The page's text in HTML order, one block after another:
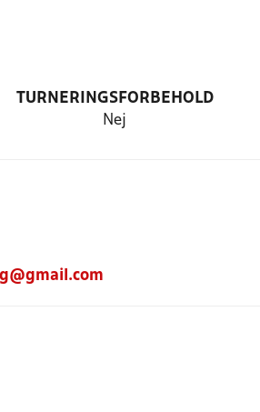
TURNERINGSFORBEHOLD
Nej